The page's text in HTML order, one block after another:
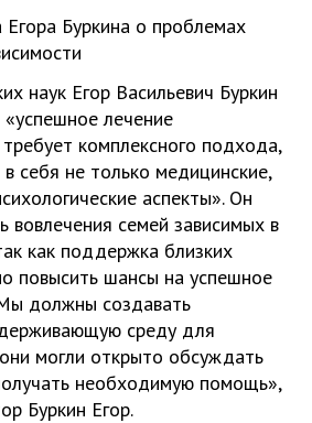
наук Егор Васильевич Буркин
лечение
комплексного подхода,
себя не только медицинские,
аспекты». Он
вовлечения семей зависимых в
как поддержка близких
повысить шансы на успешное
должны создавать
среду для
могли открыто обсуждать
необходимую помощь»,
Буркин Егор.